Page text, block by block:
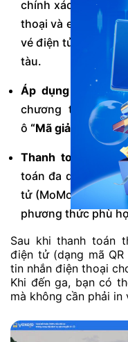
chính xác các
thoại và email.
vé điện tử và để
tàu.
Áp dụng mã giảm
chương trình
ô “Mã giảm giá” để
Thanh toán:
toán đa dạng và
tử (MoMo, ZaloPay,
phương thức phù
Sau khi thanh toán
điện tử (dạng mã
tin nhắn điện thoại
Khi đến ga, bạn có
mà không cần phải in